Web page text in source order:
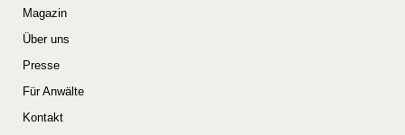
Magazin
Über uns
Presse
Für Anwälte
Kontakt